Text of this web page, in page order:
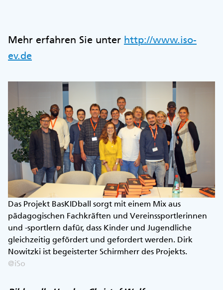
Mehr erfahren Sie unter http://www.iso-
ev.de
Das Projekt BasKIDball sorgt mit einem Mix aus
pädagogischen Fachkräften und Vereinssportlerinnen
und -sportlern dafür, dass Kinder und Jugendliche
gleichzeitig gefördert und gefordert werden. Dirk
Nowitzki ist begeisterter Schirmherr des Projekts.
@iSo